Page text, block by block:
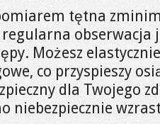
tętna
obserwacja
Możesz
co przyspieszy
dla Twojego
niebezpiecznie